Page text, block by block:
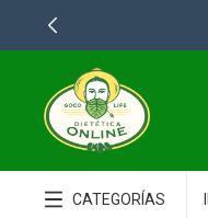
CATEGORÍAS